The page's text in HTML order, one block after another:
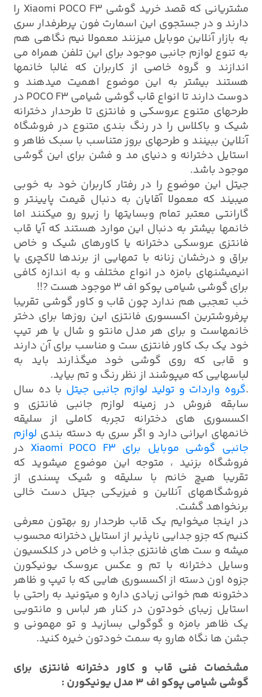
مشتریانی که قصد خرید گوشی Xiaomi POCO F3 را
دارند و در جستجوی این اسمارت فون پرطرفدار سری
به بازار آنلاین موبایل میزنند معمولا نیم نگاهی هم
به تنوع لوازم جانبی موجود برای این تلفن همراه می
اندازند و گروه خاصی از کاربران که غالبا خانمها
هستند بیشتر به این موضوع اهمیت میدهند و
دوست دارند تا انواع قاب گوشی شیامی POCO F3 در
طرحهای متنوع عروسکی و فانتزی تا طرحدار دخترانه
شیک و باکلاس را در رنگ بندی متنوع در فروشگاه
آنلاین ببینند و طرحهای بروز متناسب با سبک ظاهر و
استایل دخترانه و دنیای مد و فشن برای این گوشی
موجود باشد.
جیتل این موضوع را در رفتار کاربران خود به خوبی
میبیند که معمولا آقایان به دنبال قیمت پایینتر و
گارانتی معتبر تمام وبسایتها را زیرو رو میکنند اما
خانمها بیشتر به دنبال این موارد هستند که آیا قاب
فانتزی عروسکی دخترانه یا کاورهای شیک و خاص
براق و درخشان زنانه با تمهایی از برندها لاکچری یا
انیمیشنهای بامزه در انواع مختلف و به اندازه کافی
برای گوشی شیامی پوکو اف 3 موجود هست ?!!
خب تعجبی هم ندارد چون قاب و کاور گوشی تقریبا
پرفروشترین اکسسوری فانتزی این روزها برای دختر
خانمهاست و برای هر مدل مانتو و شال یا هر تیپ
خود یک بک کاور فانتزی ست و مناسب برای آن دارند
و قابی که روی گوشی خود میگذارند باید به
لباسهایی که میپوشند از نظر رنگ و تم بیاید.
.گروه واردات و تولید لوازم جانبی جیتل با ده سال
سابقه فروش در زمینه لوازم جانبی فانتزی و
اکسسوری های دخترانه تجربه کاملی از سلیقه
خانمهای ایرانی دارد و اگر سری به دسته بندی لوازم
جانبی گوشی موبایل برای Xiaomi POCO F3
در
فروشگاه بزنید ، متوجه این موضوع میشوید که
تقریبا هیچ خانم با سلیقه و شیک پسندی از
فروشگاههای آنلاین و فیزیکی جیتل دست خالی
برنخواهد گشت.
در اینجا میخوایم یک قاب طرحدار رو بهتون معرفی
کنیم که جزو جدایی ناپذیر از استایل دخترانه محسوب
میشه و ست های فانتزی جذاب و خاص در کلکسیون
وسایل دخترانه با تم و عکس عروسک یونیکورن
جزوه اون دسته از اکسسوری هایی که با تیپ و ظاهر
دخترونه هم خوانی زیادی داره و میتونید به راحتی با
استایل زیبای خودتون در کنار هر لباس و مانتویی
یک ظاهر بامزه و گوگولی بسازید و تو مهمونی و
جشن ها نگاه هارو به سمت خودتون خیره کنید.
مشخصات فنی قاب و کاور دخترانه فانتزی برای
گوشی شیامی پوکو اف 3 مدل یونیکورن :